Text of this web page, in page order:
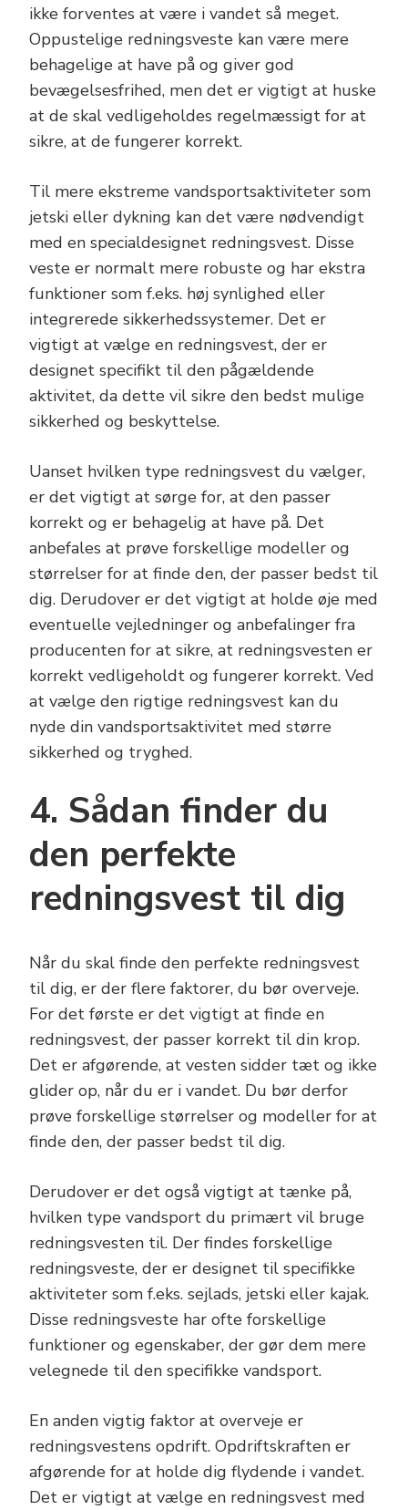
ikke forventes at være i vandet så meget.
Oppustelige redningsveste kan være mere
behagelige at have på og giver god
bevægelsesfrihed, men det er vigtigt at huske
at de skal vedligeholdes regelmæssigt for at
sikre, at de fungerer korrekt.
Til mere ekstreme vandsportsaktiviteter som
jetski eller dykning kan det være nødvendigt
med en specialdesignet redningsvest. Disse
veste er normalt mere robuste og har ekstra
funktioner som f.eks. høj synlighed eller
integrerede sikkerhedssystemer. Det er
vigtigt at vælge en redningsvest, der er
designet specifikt til den pågældende
aktivitet, da dette vil sikre den bedst mulige
sikkerhed og beskyttelse.
Uanset hvilken type redningsvest du vælger,
er det vigtigt at sørge for, at den passer
korrekt og er behagelig at have på. Det
anbefales at prøve forskellige modeller og
størrelser for at finde den, der passer bedst til
dig. Derudover er det vigtigt at holde øje med
eventuelle vejledninger og anbefalinger fra
producenten for at sikre, at redningsvesten er
korrekt vedligeholdt og fungerer korrekt. Ved
at vælge den rigtige redningsvest kan du
nyde din vandsportsaktivitet med større
sikkerhed og tryghed.
4. Sådan finder du
den perfekte
redningsvest til dig
Når du skal finde den perfekte redningsvest
til dig, er der flere faktorer, du bør overveje.
For det første er det vigtigt at finde en
redningsvest, der passer korrekt til din krop.
Det er afgørende, at vesten sidder tæt og ikke
glider op, når du er i vandet. Du bør derfor
prøve forskellige størrelser og modeller for at
finde den, der passer bedst til dig.
Derudover er det også vigtigt at tænke på,
hvilken type vandsport du primært vil bruge
redningsvesten til. Der findes forskellige
redningsveste, der er designet til specifikke
aktiviteter som f.eks. sejlads, jetski eller kajak.
Disse redningsveste har ofte forskellige
funktioner og egenskaber, der gør dem mere
velegnede til den specifikke vandsport.
En anden vigtig faktor at overveje er
redningsvestens opdrift. Opdriftskraften er
afgørende for at holde dig flydende i vandet.
Det er vigtigt at vælge en redningsvest med